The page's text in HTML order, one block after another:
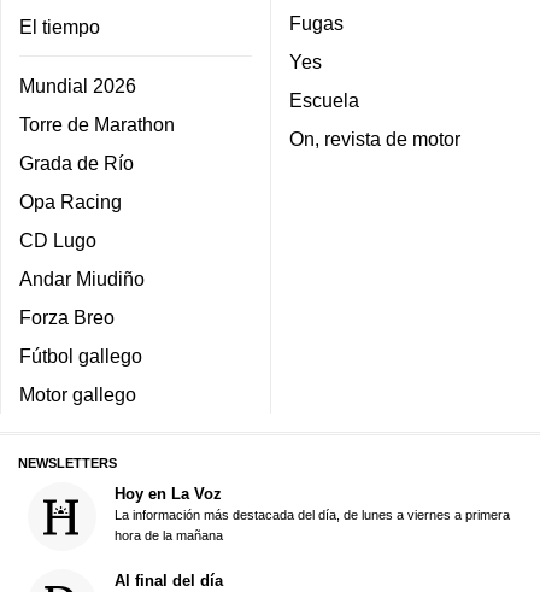
El tiempo
Mundial 2026
Torre de Marathon
Grada de Río
Opa Racing
CD Lugo
Andar Miudiño
Forza Breo
Fútbol gallego
Motor gallego
Fugas
Yes
Escuela
On, revista de motor
NEWSLETTERS
Hoy en La Voz
La información más destacada del día, de lunes a viernes a primera
hora de la mañana
Al final del día